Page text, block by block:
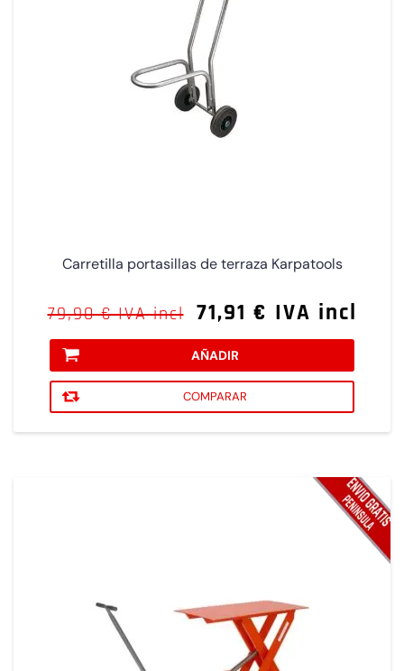
Carretilla portasillas de terraza Karpatools
79,90 € IVA incl 71,91 € IVA incl
AÑADIR
COMPARAR